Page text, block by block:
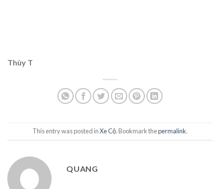
Thùy T
This entry was posted inXe Cộ. Bookmark thepermalink.
QUANG